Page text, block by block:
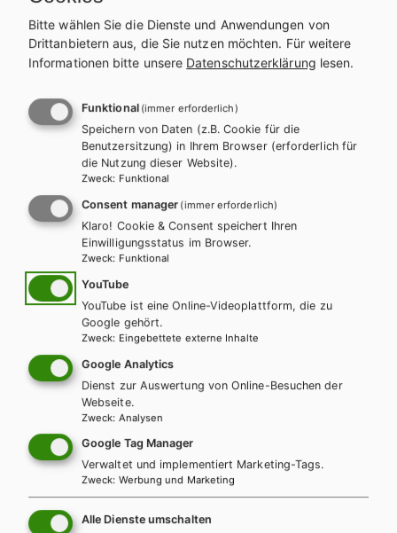
HAK/HAS
Kompetenz:Mathematik, Band 1 für
Handelsakademien
Lehrbuch + E-Book
Lösungen
Bitte wählen Sie die Dienste und Anwendungen von
Drittanbietern aus, die Sie nutzen möchten. Für weitere
Informationen bitte unsere Datenschutzerklärung lesen.
Funktional (immer erforderlich)
Speichern von Daten (z.B. Cookie für die
Benutzersitzung) in Ihrem Browser (erforderlich für
die Nutzung dieser Website).
Zweck: Funktional
Consent manager (immer erforderlich)
Klaro! Cookie & Consent speichert Ihren
Einwilligungsstatus im Browser.
Zweck: Funktional
YouTube
YouTube ist eine Online-Videoplattform, die zu
Google gehört.
Zweck: Eingebettete externe Inhalte
Google Analytics
Dienst zur Auswertung von Online-Besuchen der
Webseite.
Zweck: Analysen
Google Tag Manager
Verwaltet und implementiert Marketing-Tags.
Zweck: Werbung und Marketing
Alle Dienste umschalten